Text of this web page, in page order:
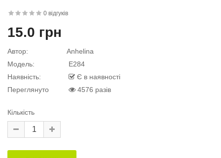
матеріал
0 відгуків
15.0 грн
Автор:
Anhelina
Модель:
E284
Наявність:
Є в наявності
Переглянуто
4576 разів
Кількість